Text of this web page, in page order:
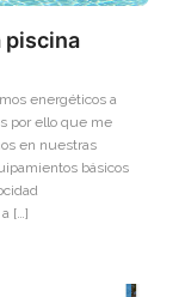
piscina
energéticos a
por ello que me
en nuestras
básicos
[…]